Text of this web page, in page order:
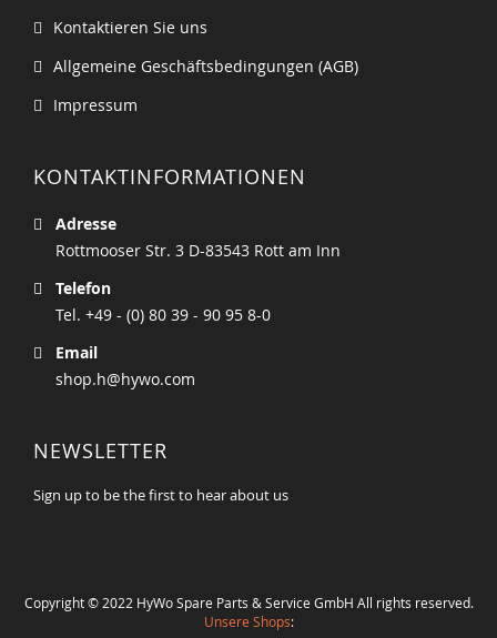
Kontaktieren Sie uns
Allgemeine Geschäftsbedingungen (AGB)
Impressum
KONTAKTINFORMATIONEN
Adresse
Rottmooser Str. 3 D-83543 Rott am Inn
Telefon
Tel. +49 - (0) 80 39 - 90 95 8-0
Email
shop.h@hywo.com
NEWSLETTER
Sign up to be the first to hear about us
Copyright © 2022 HyWo Spare Parts & Service GmbH All rights reserved.
Unsere Shops: